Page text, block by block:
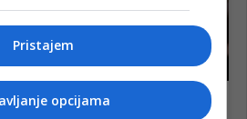
Pristajem
opcijama